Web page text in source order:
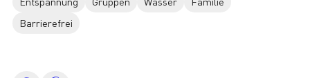
Barrierefrei